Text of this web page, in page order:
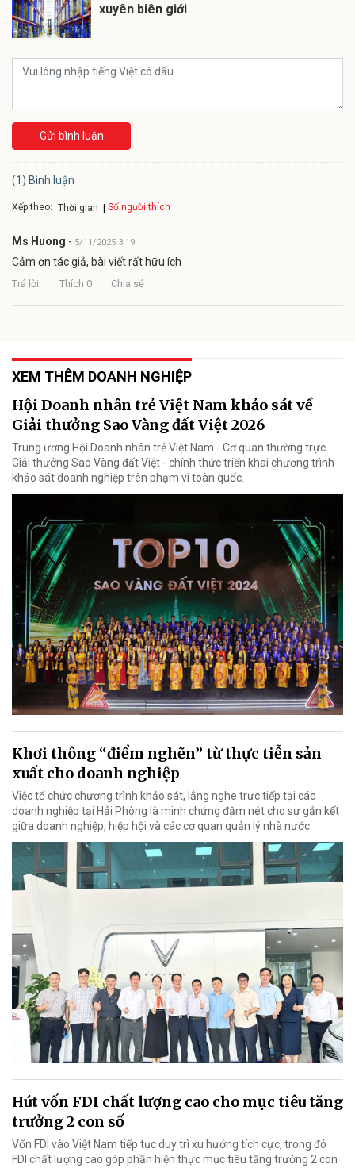
xuyên biên giới
Gửi bình luận
(1) Bình luận
Xếp theo: Thời gian Số người thích
Ms Huong - 5/11/2025 3:19
Cảm ơn tác giả, bài viết rất hữu ích
Trả lời Thích 0 Chia sẻ
XEM THÊM DOANH NGHIỆP
Hội Doanh nhân trẻ Việt Nam khảo sát về
Giải thưởng Sao Vàng đất Việt 2026
Trung ương Hội Doanh nhân trẻ Việt Nam - Cơ quan thường trực
Giải thưởng Sao Vàng đất Việt - chính thức triển khai chương trình
khảo sát doanh nghiệp trên phạm vi toàn quốc.
Khơi thông “điểm nghẽn” từ thực tiễn sản
xuất cho doanh nghiệp
Việc tổ chức chương trình khảo sát, lắng nghe trực tiếp tại các
doanh nghiệp tại Hải Phòng là minh chứng đậm nét cho sự gắn kết
giữa doanh nghiệp, hiệp hội và các cơ quan quản lý nhà nước.
Hút vốn FDI chất lượng cao cho mục tiêu tăng
trưởng 2 con số
Vốn FDI vào Việt Nam tiếp tục duy trì xu hướng tích cực, trong đó
FDI chất lượng cao góp phần hiện thực mục tiêu tăng trưởng 2 con